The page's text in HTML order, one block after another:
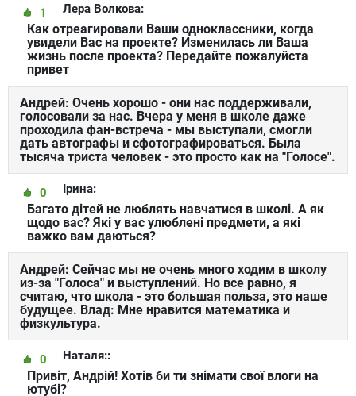
Лера Волкова:
1
Как отреагировали Ваши одноклассники, когда
увидели Вас на проекте? Изменилась ли Ваша
жизнь после проекта? Передайте пожалуйста
привет
Андрей: Очень хорошо - они нас поддерживали,
голосовали за нас. Вчера у меня в школе даже
проходила фан-встреча - мы выступали, смогли
дать автографы и сфотографироваться. Была
тысяча триста человек - это просто как на "Голосе".
Ірина:
0
Багато дітей не люблять навчатися в школі. А як
щодо вас? Які у вас улюблені предмети, а які
важко вам даються?
Андрей: Сейчас мы не очень много ходим в школу
из-за "Голоса" и выступлений. Но все равно, я
считаю, что школа - это большая польза, это наше
будущее. Влад: Мне нравится математика и
физкультура.
Наталя::
0
Привіт, Андрій! Хотів би ти знімати свої влоги на
ютубі?